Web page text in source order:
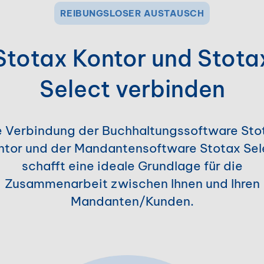
REIBUNGSLOSER AUSTAUSCH
Kontor und
Select verbinden
Verbindung der Buchhaltungssoftware
und der Mandantensoftware Stotax
schafft eine ideale Grundlage für die
Zusammenarbeit zwischen Ihnen und Ihren
Mandanten/Kunden.